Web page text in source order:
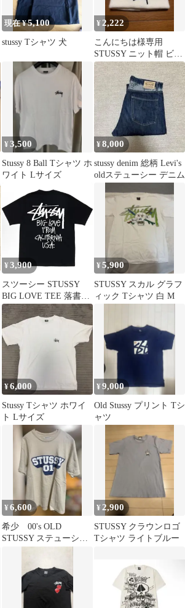
現在 ¥5,100
stussy Tシャツ 犬
¥ 2,222
こんにちは様専用
STUSSY ニット帽 ビー
ニー ホワイト
¥3,500
Stussy 8 Ball Tシャツ ホ
ワイト Lサイズ
¥8,000
stussy denim 総柄 Levi's
oldステューシー デニム
¥ 3,900
スツーシー STUSSY
BIG LOVE TEE 落書き
サイン入りロゴ 万能デ
ザイン 普段着用 ゆった
り半袖Tシャツ 男女兼
用
¥5,900
STUSSY スカル グラフ
ィック Tシャツ 白 M
¥6,000
Stussy Tシャツ ホワイ
ト Lサイズ
¥9,000
Old Stussy プリント Tシ
ャツ
¥6,600
希少 00's OLD
STUSSY ステューシ
¥2,900
STUSSY クラウンロゴ
Tシャツ ライトブルー